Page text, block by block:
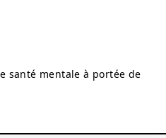
santé mentale à portée de